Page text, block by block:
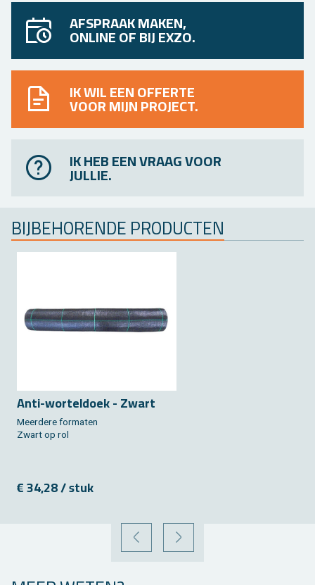
AFSPRAAK MAKEN,
ONLINE OF BIJ EXZO.
IK WIL EEN OFFERTE
VOOR MIJN PROJECT.
IK HEB EEN VRAAG VOOR
JULLIE.
BIJ­BE­HO­REN­DE PRO­DUC­TEN
Anti-wor­tel­doek - Zwart
Meer­de­re for­ma­ten
Zwart op rol
€ 34,28 / stuk
VORIGE VOLGENDE